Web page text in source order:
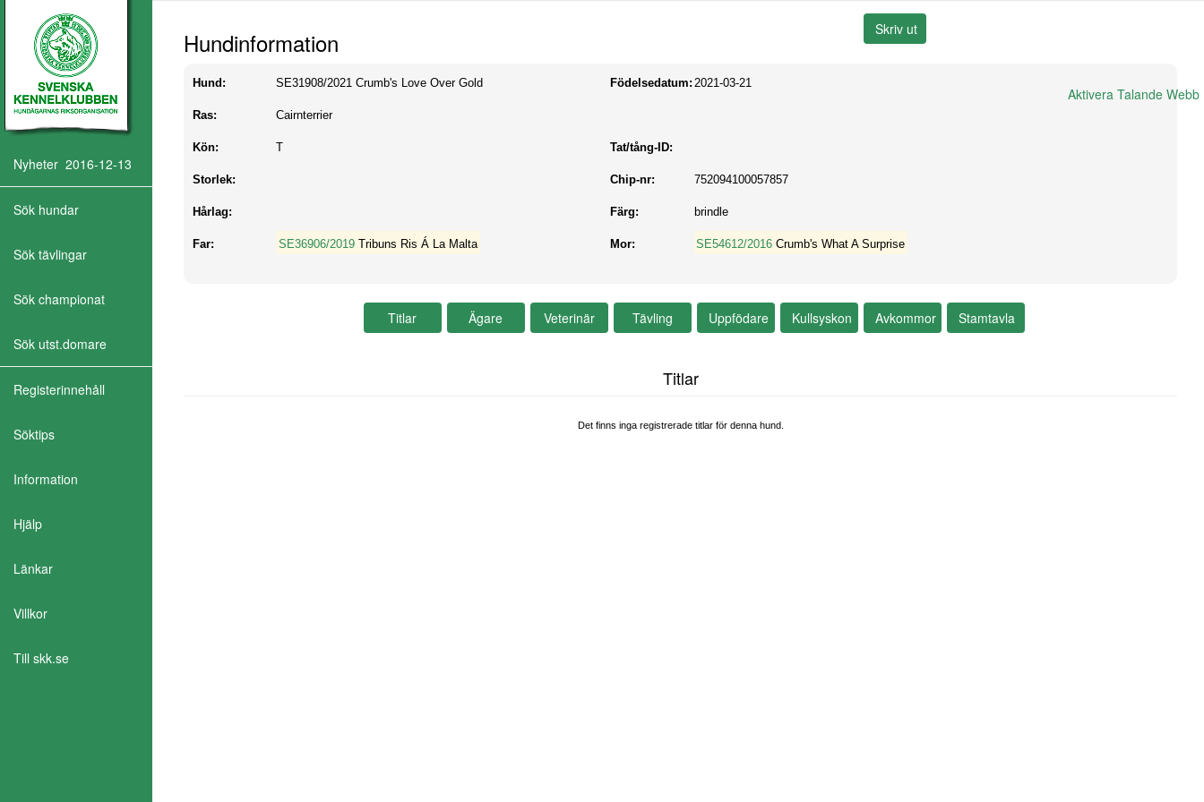
Aktivera Talande Webb
Nyheter 2016-12-13
Sök hundar
Sök tävlingar
Sök championat
Sök utst.domare
Registerinnehåll
Söktips
Information
Hjälp
Länkar
Villkor
Till skk.se
Hundinformation
Hund: SE31908/2021 Crumb's Love Over Gold Födelsedatum: 2021-03-21
Ras: Cairnterrier
Kön: T Tat/tång-ID:
Storlek: Chip-nr: 752094100057857
Hårlag: Färg: brindle
Far: SE36906/2019 Tribuns Ris Á La Malta Mor: SE54612/2016 Crumb's What A Surprise
Titlar
Det finns inga registrerade titlar för denna hund.
Aktivera Talande Webb